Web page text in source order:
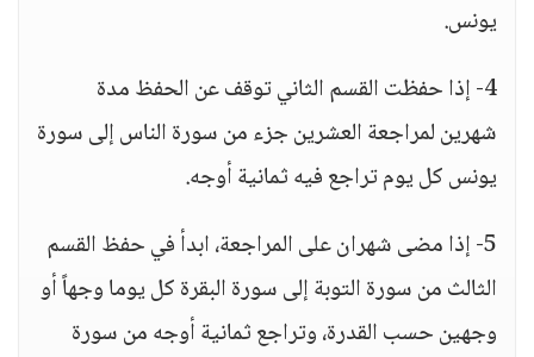
يونس.
4- إذا حفظت القسم الثاني توقف عن الحفظ مدة
شهرين لمراجعة العشرين جزء من سورة الناس إلى سورة
يونس كل يوم تراجع فيه ثمانية أوجه.
5- إذا مضى شهران على المراجعة، ابدأ في حفظ القسم
الثالث من سورة التوبة إلى سورة البقرة كل يوما وجهاً أو
وجهين حسب القدرة، وتراجع ثمانية أوجه من سورة